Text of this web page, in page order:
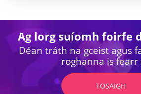
Ag lorg suíomh foirfe
Déan tráth na gceist agus
roghanna is fearr
TOSAIGH